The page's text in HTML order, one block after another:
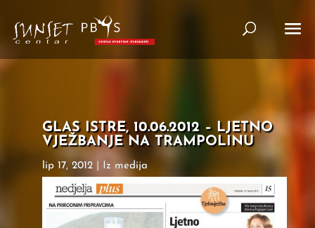
GLAS ISTRE, 10.06.2012 – LJETNO
VJEŽBANJE NA TRAMPOLINU
lip 17, 2012 Iz medija